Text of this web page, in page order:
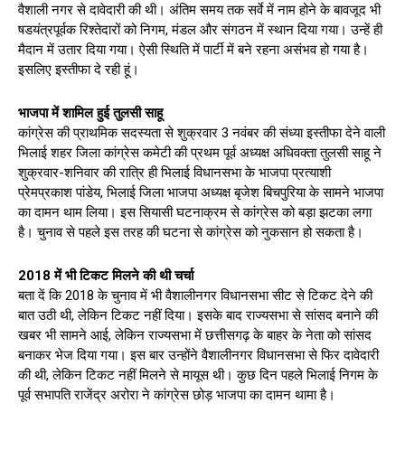
वैशाली नगर से दावेदारी की थी। अंतिम समय तक सर्वे में नाम होने के बावजूद भी
षडयंत्रपूर्वक रिश्तेदारों को निगम, मंडल और संगठन में स्थान दिया गया। उन्हें ही
मैदान में उतार दिया गया। ऐसी स्थिति में पार्टी में बने रहना असंभव हो गया है।
इसलिए इस्तीफा दे रही हूं।
भाजपा में शामिल हुई तुलसी साहू
कांग्रेस की प्राथमिक सदस्यता से शुक्रवार 3 नवंबर की संध्या इस्तीफा देने वाली
भिलाई शहर जिला कांग्रेस कमेटी की प्रथम पूर्व अध्यक्ष अधिवक्ता तुलसी साहू ने
शुक्रवार-शनिवार की रात्रि ही भिलाई विधानसभा के भाजपा प्रत्याशी
प्रेमप्रकाश पांडेय, भिलाई जिला भाजपा अध्यक्ष बृजेश बिचपुरिया के सामने भाजपा
का दामन थाम लिया। इस सियासी घटनाक्रम से कांग्रेस को बड़ा झटका लगा
है। चुनाव से पहले इस तरह की घटना से कांग्रेस को नुकसान हो सकता है।
2018 में भी टिकट मिलने की थी चर्चा
बता दें कि 2018 के चुनाव में भी वैशालीनगर विधानसभा सीट से टिकट देने की
बात उठी थी, लेकिन टिकट नहीं दिया। इसके बाद राज्यसभा से सांसद बनाने की
खबर भी सामने आई, लेकिन राज्यसभा में छत्तीसगढ़ के बाहर के नेता को सांसद
बनाकर भेज दिया गया। इस बार उन्होंने वैशालीनगर विधानसभा से फिर दावेदारी
की थी, लेकिन टिकट नहीं मिलने से मायूस थी। कुछ दिन पहले भिलाई निगम के
पूर्व सभापति राजेंद्र अरोरा ने कांग्रेस छोड़ भाजपा का दामन थामा है।